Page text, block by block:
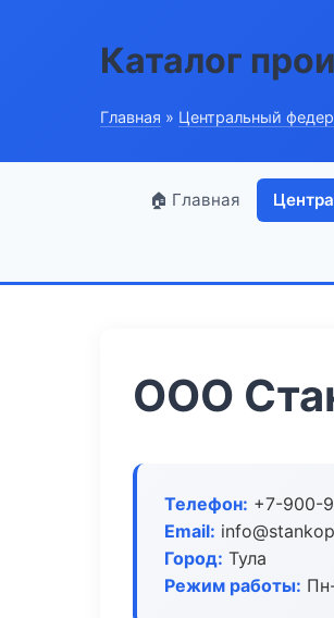
Каталог
Главная » Центральный
🏠 Главная
ООО
Телефон: +7-900-
Email:
Город: Тула
Режим работы: